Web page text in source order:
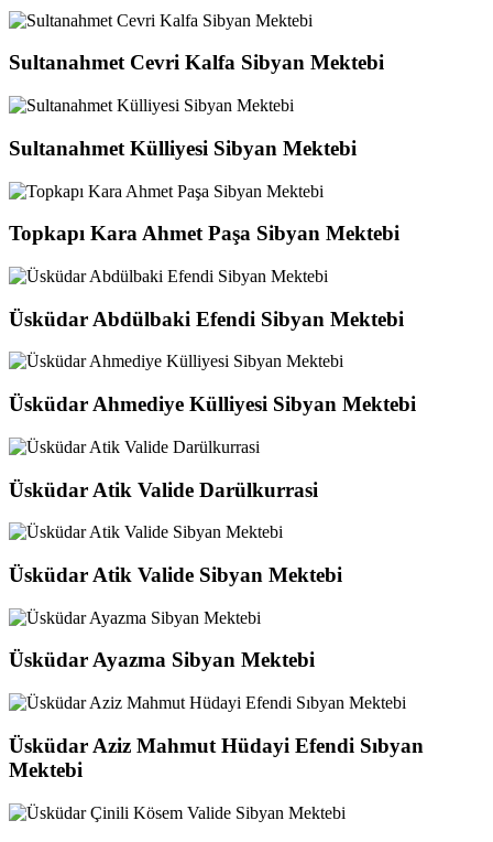
Sultanahmet Cevri Kalfa Sibyan Mektebi
Sultanahmet Külliyesi Sibyan Mektebi
Topkapı Kara Ahmet Paşa Sibyan Mektebi
Üsküdar Abdülbaki Efendi Sibyan Mektebi
Üsküdar Ahmediye Külliyesi Sibyan Mektebi
Üsküdar Atik Valide Darülkurrasi
Üsküdar Atik Valide Sibyan Mektebi
Üsküdar Ayazma Sibyan Mektebi
Üsküdar Aziz Mahmut Hüdayi Efendi Sıbyan
Mektebi